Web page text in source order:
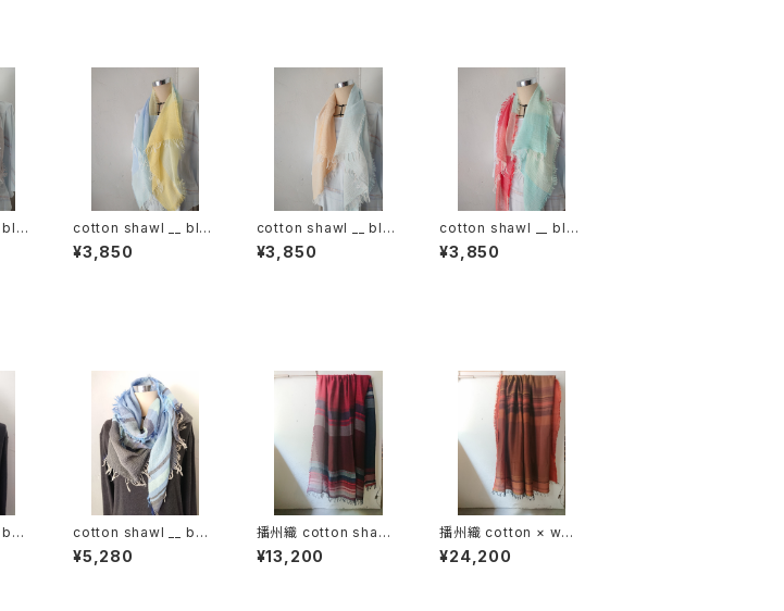
cotton shawl __ blo
ck 120 天泣w
¥3,850
cotton shawl __ blo
ck 120 朝朗w
¥3,850
cotton shawl __ blo
ck 120 春曙w
¥3,850
cotton shawl __ bor
¥5,280
播州織 cotton shawl_
_ border 220-120 火
輪GK
¥13,200
播州織 cotton × woo
l __ border 220-120
落葉GK
¥24,200